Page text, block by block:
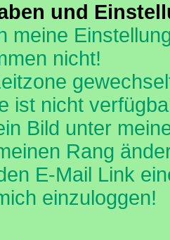
und
meine
nicht!
ist nicht
Bild unter
Rang
E-Mail Link
einzuloggen!